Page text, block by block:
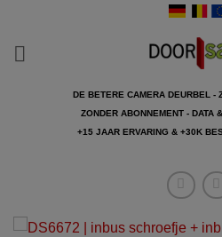
DE BETERE CAMERA DEURBEL -
ZONDER ABONNEMENT - DATA
+15 JAAR ERVARING & +30K